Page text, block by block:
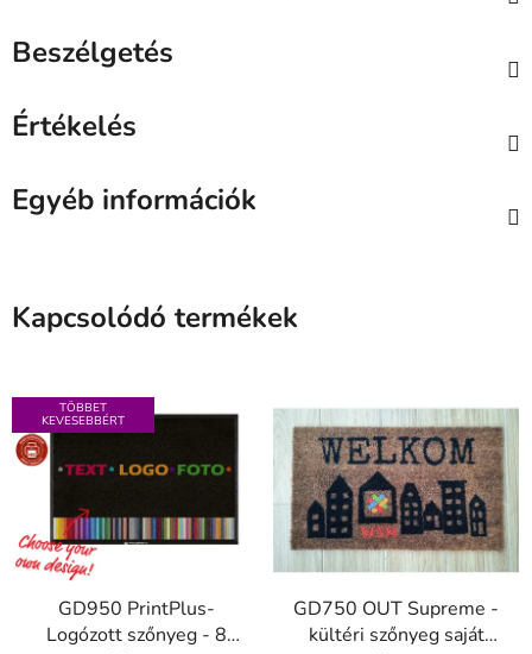
Beszélgetés
Értékelés
Egyéb információk
Kapcsolódó termékek
TÖBBET
KEVESEBBÉRT
GD950 PrintPlus-
Logózott szőnyeg - 8
GD750 OUT Supreme -
kültéri szőnyeg saját